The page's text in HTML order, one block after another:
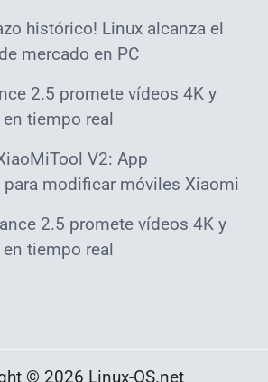
histórico! Linux alcanza el
mercado en PC
2.5 promete vídeos 4K y
tiempo real
V2: App
modificar móviles Xiaomi
2.5 promete vídeos 4K y
tiempo real
© 2026 Linux-OS.net